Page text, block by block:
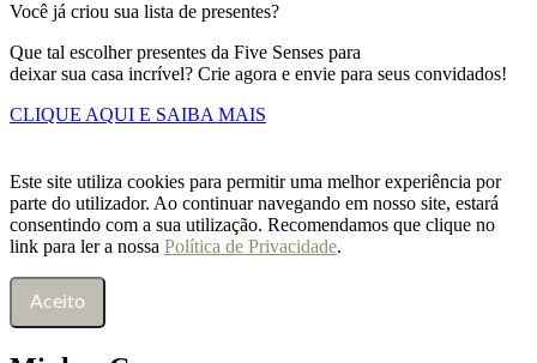
Você já criou sua lista de presentes?
Que tal escolher presentes da Five Senses para
deixar sua casa incrível? Crie agora e envie para seus convidados!
CLIQUE AQUI E SAIBA MAIS
Este site utiliza cookies para permitir uma melhor experiência por
parte do utilizador. Ao continuar navegando em nosso site, estará
consentindo com a sua utilização. Recomendamos que clique no
link para ler a nossa Política de Privacidade.
Aceito